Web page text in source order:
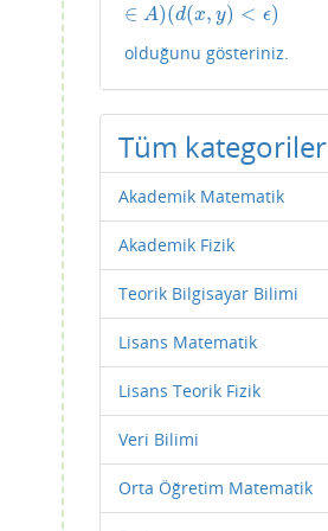
∈ A)(d(x, y) < ϵ)
olduğunu gösteriniz.
Tüm kategoriler
Akademik Matematik
Akademik Fizik
Teorik Bilgisayar Bilimi
Lisans Matematik
Lisans Teorik Fizik
Veri Bilimi
Orta Öğretim Matematik